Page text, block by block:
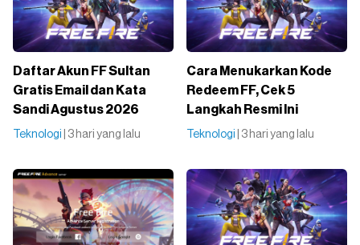
Daftar Akun FF Sultan
Gratis Email dan Kata
Sandi Agustus 2026
Teknologi | 3 hari yang lalu
Cara Menukarkan Kode
Redeem FF, Cek 5
Langkah Resmi Ini
Teknologi | 3 hari yang lalu